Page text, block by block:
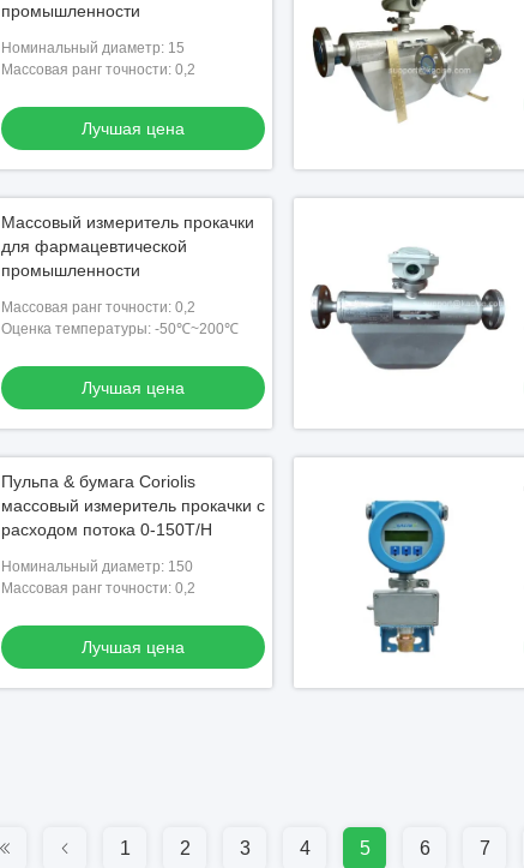
промышленности
Номинальный диаметр: 15
Массовая ранг точности: 0,2
Лучшая цена
Массовый измеритель прокачки
для фармацевтической
промышленности
Массовая ранг точности: 0,2
Оценка температуры: -50℃~200℃
Лучшая цена
Пульпа & бумага Coriolis
массовый измеритель прокачки с
расходом потока 0-150T/H
Номинальный диаметр: 150
Массовая ранг точности: 0,2
Лучшая цена
1 2 3 4 5 6 7